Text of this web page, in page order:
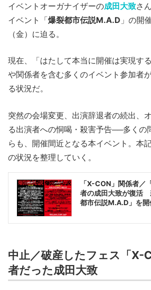
イベントオーガナイザーの成田大致さ
イベント「爆裂都市伝説M.A.D 」の開
（金）に迫る。
現在、「はたして本当に開催は実現す
や関係者を含む多くのイベント参加者
る状況だ。
突然の会場変更、出演辞退者の続出、
る出演者への恫喝・殺害予告──多くの
らも、開催間近となる本イベント。本
の状況を整理していく。
「X-CON」関係者／
者の成田大致が復活
都市伝説M.A.D」を開
中止／破産したフェス「X-
者だった成田大致